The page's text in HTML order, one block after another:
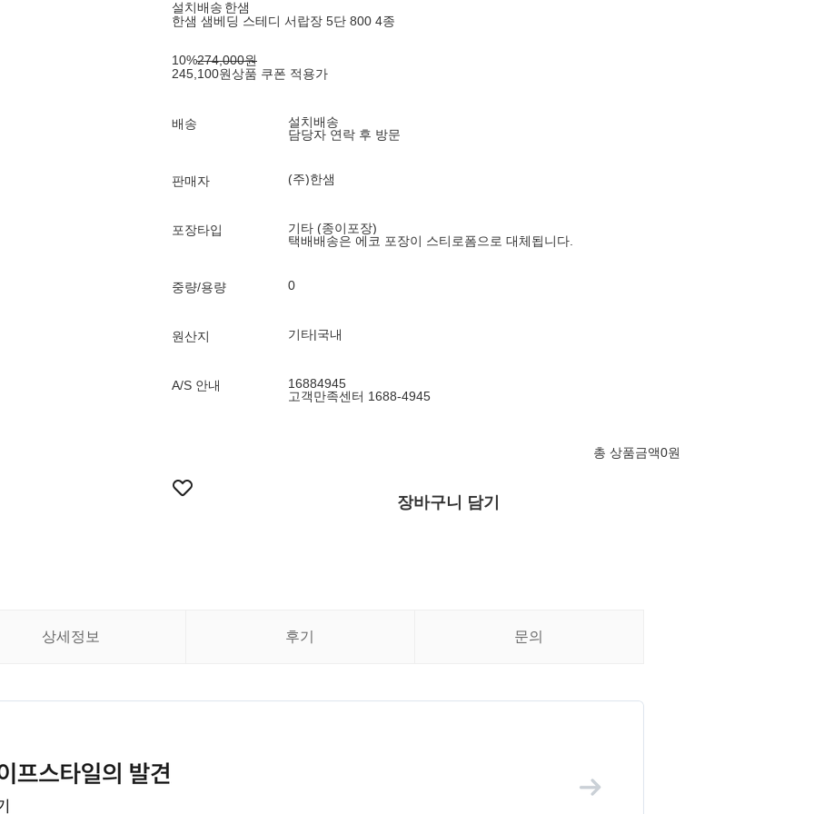
설치배송 한샘
한샘 샘베딩 스테디 서랍장 5단 800 4종
10%274,000원
245,100원상품 쿠폰 적용가
배송
설치배송
담당자 연락 후 방문
판매자 (주)한샘
포장타입
기타 (종이포장)
택배배송은 에코 포장이 스티로폼으로 대체됩니다.
중량/용량 0
원산지 기타|국내
A/S 안내
16884945
고객만족센터 1688-4945
총 상품금액0원
장바구니 담기
상세정보 후기 문의